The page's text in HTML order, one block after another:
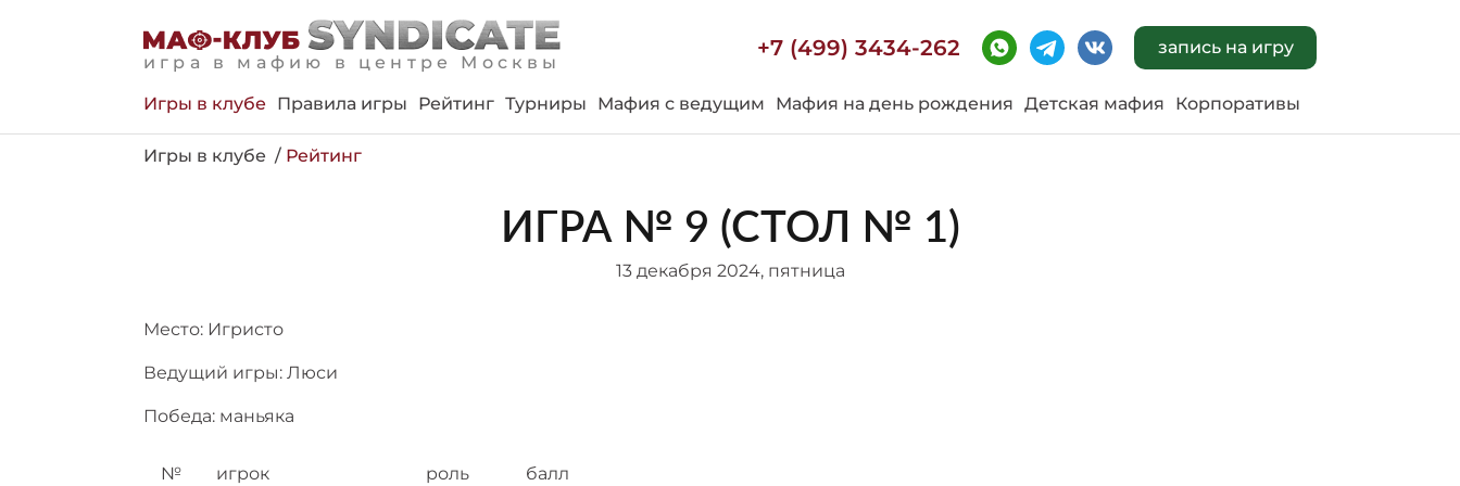
игра в мафию в центре Москвы
+7 (499) 3434-262 запись на игру
Игры в клубе Правила игры Рейтинг Турниры Мафия с ведущим Мафия на день рождения Детская мафия Корпоративы
Игры в клубе Рейтинг
ИГРА № 9 (СТОЛ № 1)
13 декабря 2024, пятница
Место: Игристо
Ведущий игры: Люси
Победа: маньяка
№ игрок роль балл